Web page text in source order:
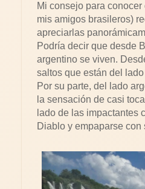
Mi consejo para
mis amigos brasileros)
apreciarlas
Podría decir que desde
argentino se viven.
saltos que están del
Por su parte, del lado
la sensación de casi
lado de las impactantes
Diablo y empaparse